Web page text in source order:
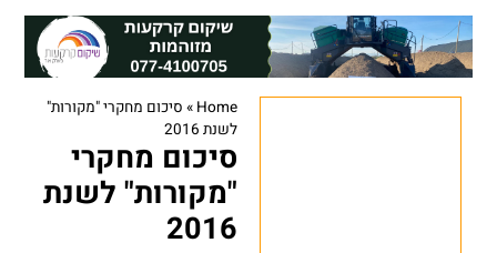
Home
» סיכום מחקרי "מקורות"
לשנת 2016
סיכום מחקרי
"מקורות" לשנת
2016